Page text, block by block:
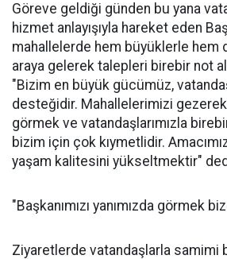
Göreve geldiği günden bu yana
hizmet anlayışıyla hareket eden
mahallelerde hem büyüklerle hem
araya gelerek talepleri birebir not
"Bizim en büyük gücümüz,
desteğidir. Mahallelerimizi
görmek ve vatandaşlarımızla
bizim için çok kıymetlidir.
yaşam kalitesini yükseltmektir"
"Başkanımızı yanımızda görmek
Ziyaretlerde vatandaşlarla samimi